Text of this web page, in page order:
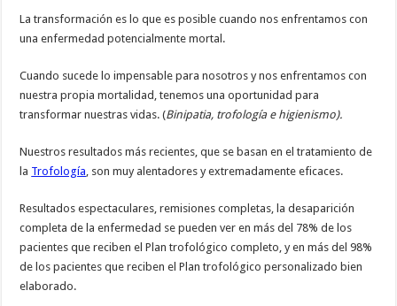
La transformación es lo que es posible cuando nos enfrentamos con
una enfermedad potencialmente mortal.
Cuando sucede lo impensable para nosotros y nos enfrentamos con
nuestra propia mortalidad, tenemos una oportunidad para
transformar nuestras vidas. (Binipatia, trofología e higienismo).
Nuestros resultados más recientes, que se basan en el tratamiento de
la Trofología, son muy alentadores y extremadamente eficaces.
Resultados espectaculares, remisiones completas, la desaparición
completa de la enfermedad se pueden ver en más del 78% de los
pacientes que reciben el Plan trofológico completo, y en más del 98%
de los pacientes que reciben el Plan trofológico personalizado bien
elaborado.